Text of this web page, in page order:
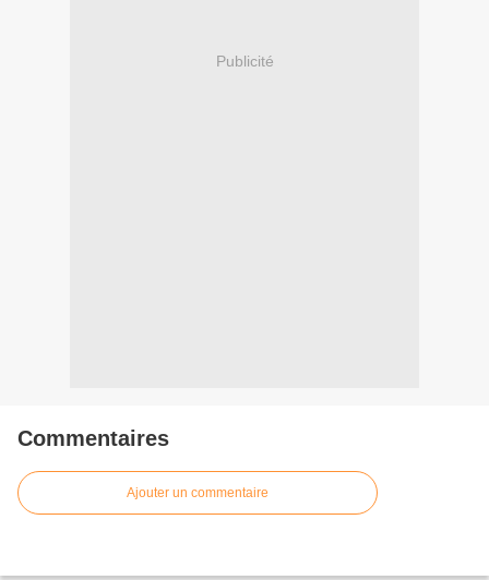
Publicité
Commentaires
Ajouter un commentaire